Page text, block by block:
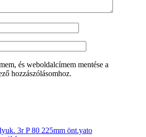
és weboldalcímem mentése a
hozzászólásomhoz.